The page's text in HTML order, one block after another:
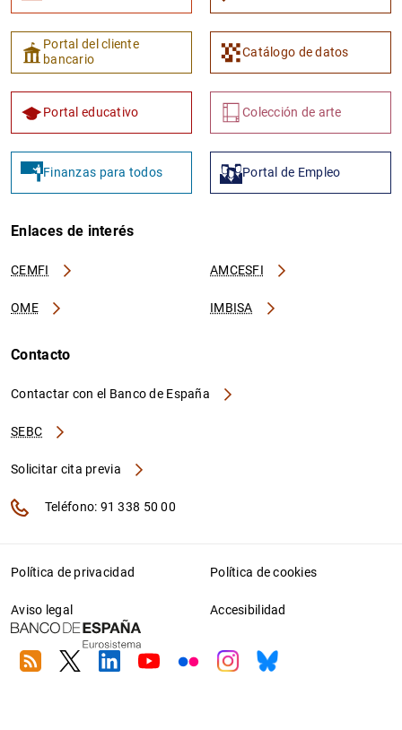
Portal del cliente
bancario
Catálogo de datos
Portal educativo Colección de arte
Finanzas para todos Portal de Empleo
Enlaces de interés
CEMFI AMCESFI
OME IMBISA
Contacto
Contactar con el Banco de España
SEBC
Solicitar cita previa
Teléfono: 91 338 50 00
Política de privacidad Política de cookies
Aviso legal Accesibilidad
RSS TwitterLinkedin
YoutubeFlickrInstagram
Bluesky